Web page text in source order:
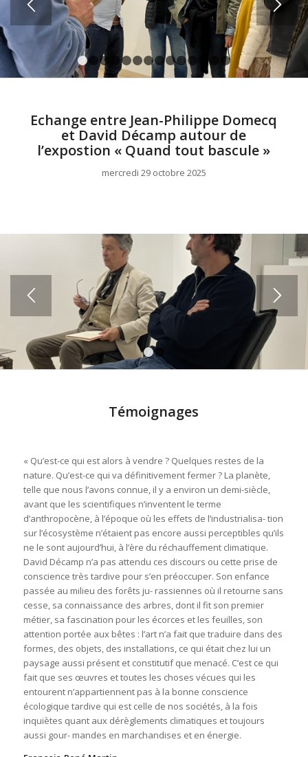
1 2 3 4 5 6 8 9 1011 13
Echange entre Jean-Philippe Domecq
et David Décamp autour de
l’expostion « Quand tout bascule »
mercredi 29 octobre 2025
Témoignages
« Qu’est-ce qui est alors à vendre ? Quelques restes de la
nature. Qu’est-ce qui va définitivement fermer ? La planète,
telle que nous l’avons connue, il y a environ un demi-siècle,
avant que les scientifiques n’inventent le terme
d’anthropocène, à l’époque où les effets de l’industrialisa- tion
sur l’écosystème n’étaient pas encore aussi perceptibles qu’ils
ne le sont aujourd’hui, à l’ère du réchauffement climatique.
David Décamp n’a pas attendu ces discours ou cette prise de
conscience très tardive pour s’en préoccuper. Son enfance
passée au milieu des forêts ju- rassiennes où il retourne sans
cesse, sa connaissance des arbres, dont il fit son premier
métier, sa fascination pour les écorces et les feuilles, son
attention portée aux bêtes : l’art n’a fait que traduire dans des
formes, des objets, des installations, ce qui était chez lui un
paysage aussi présent et constitutif que menacé. C’est ce qui
fait que ses œuvres et toutes les choses vécues qui les
entourent n’appartiennent pas à la bonne conscience
écologique tardive qui est celle de nos sociétés, à la fois
inquiètes quant aux dérèglements climatiques et toujours
aussi gour- mandes en marchandises et en énergie.